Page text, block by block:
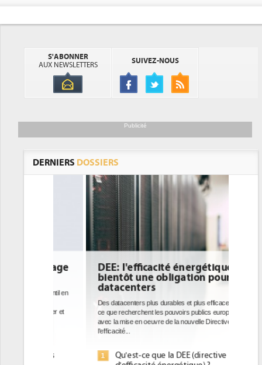
S'ABONNER
AUX NEWSLETTERS
SUIVEZ-NOUS
Publicité
DERNIERS DOSSIERS
DEE: l'efficacité énergétique
bientôt une obligation pour les
datacenters
Des datacenters plus durables et plus efficaces, c'est
ce que recherchent les pouvoirs publics européens
avec la mise en oeuvre de la nouvelle Directive sur
Qu'est-ce que la DEE (directive